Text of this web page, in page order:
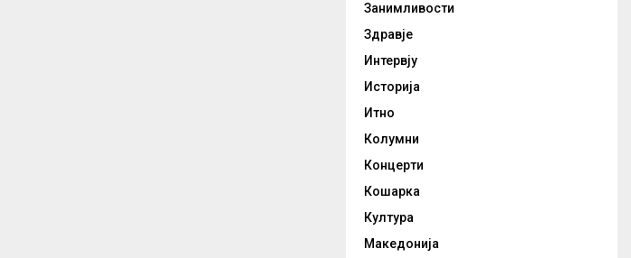
Занимливости
Здравје
Интервју
Историја
Итно
Колумни
Концерти
Кошарка
Култура
Македонија